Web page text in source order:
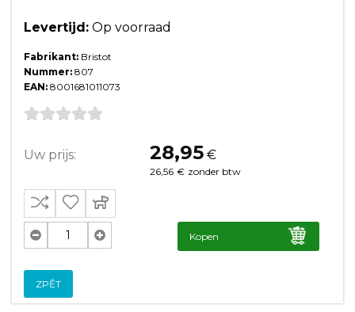
Levertijd: Op voorraad
Fabrikant: Bristot
Nummer: 807
EAN: 8001681011073
Uw prijs: 28,95 €
26,56 € zonder btw
Kopen
ZPĚT